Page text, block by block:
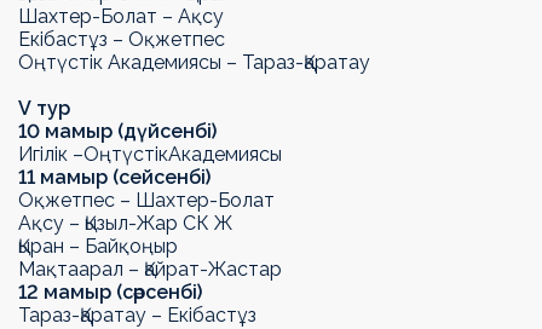
Шахтер-Болат – Ақсу
Екібастұз – Оқжетпес
Оңтүстік Академиясы – Тараз-Қаратау
V тур
10 мамыр (дүйсенбі)
Игілік –ОңтүстікАкадемиясы
11 мамыр (сейсенбі)
Оқжетпес – Шахтер-Болат
Ақсу – Қызыл-Жар СК Ж
Қыран – Байқоңыр
Мақтаарал – Қайрат-Жастар
12 мамыр (сәрсенбі)
Тараз-Қаратау – Екібастұз